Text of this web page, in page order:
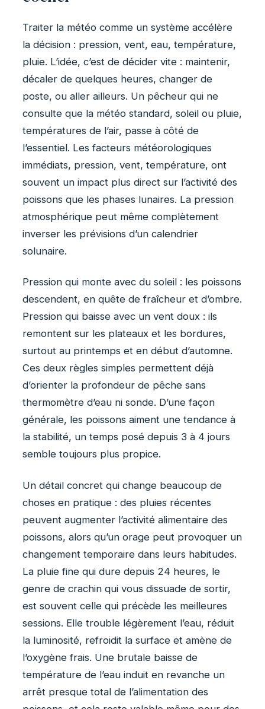
Traiter la météo comme un système accélère
la décision : pression, vent, eau, température,
pluie. L’idée, c’est de décider vite : maintenir,
décaler de quelques heures, changer de
poste, ou aller ailleurs. Un pêcheur qui ne
consulte que la météo standard, soleil ou pluie,
températures de l’air, passe à côté de
l’essentiel. Les facteurs météorologiques
immédiats, pression, vent, température, ont
souvent un impact plus direct sur l’activité des
poissons que les phases lunaires. La pression
atmosphérique peut même complètement
inverser les prévisions d’un calendrier
solunaire.
Pression qui monte avec du soleil : les poissons
descendent, en quête de fraîcheur et d’ombre.
Pression qui baisse avec un vent doux : ils
remontent sur les plateaux et les bordures,
surtout au printemps et en début d’automne.
Ces deux règles simples permettent déjà
d’orienter la profondeur de pêche sans
thermomètre d’eau ni sonde. D’une façon
générale, les poissons aiment une tendance à
la stabilité, un temps posé depuis 3 à 4 jours
semble toujours plus propice.
Un détail concret qui change beaucoup de
choses en pratique : des pluies récentes
peuvent augmenter l’activité alimentaire des
poissons, alors qu’un orage peut provoquer un
changement temporaire dans leurs habitudes.
La pluie fine qui dure depuis 24 heures, le
genre de crachin qui vous dissuade de sortir,
est souvent celle qui précède les meilleures
sessions. Elle trouble légèrement l’eau, réduit
la luminosité, refroidit la surface et amène de
l’oxygène frais. Une brutale baisse de
température de l’eau induit en revanche un
arrêt presque total de l’alimentation des